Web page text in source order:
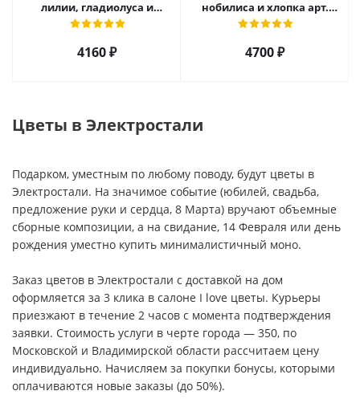
лилии, гладиолуса и
эустомы арт. 7693
4160 ₽
нобилиса и хлопка арт.
25909
4700 ₽
Цветы в Электростали
Подарком, уместным по любому поводу, будут цветы в
Электростали. На значимое событие (юбилей, свадьба,
предложение руки и сердца, 8 Марта) вручают объемные
сборные композиции, а на свидание, 14 Февраля или день
рождения уместно купить минималистичный моно.
Заказ цветов в Электростали с доставкой на дом
оформляется за 3 клика в салоне I love цветы. Курьеры
приезжают в течение 2 часов с момента подтверждения
заявки. Стоимость услуги в черте города — 350, по
Московской и Владимирской области рассчитаем цену
индивидуально. Начисляем за покупки бонусы, которыми
оплачиваются новые заказы (до 50%).